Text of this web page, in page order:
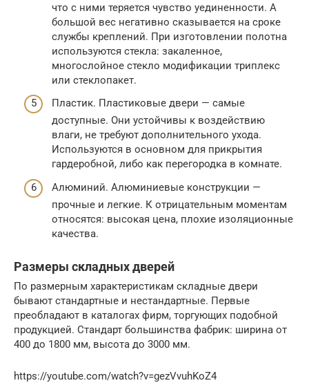
что с ними теряется чувство уединенности. А
большой вес негативно сказывается на сроке
службы креплений. При изготовлении полотна
используются стекла: закаленное,
многослойное стекло модификации триплекс
или стеклопакет.
Пластик. Пластиковые двери — самые
доступные. Они устойчивы к воздействию
влаги, не требуют дополнительного ухода.
Используются в основном для прикрытия
гардеробной, либо как перегородка в комнате.
Алюминий. Алюминиевые конструкции —
прочные и легкие. К отрицательным моментам
относятся: высокая цена, плохие изоляционные
качества.
Размеры складных дверей
По размерным характеристикам складные двери
бывают стандартные и нестандартные. Первые
преобладают в каталогах фирм, торгующих подобной
продукцией. Стандарт большинства фабрик: ширина от
400 до 1800 мм, высота до 3000 мм.
https://youtube.com/watch?v=gezVvuhKoZ4